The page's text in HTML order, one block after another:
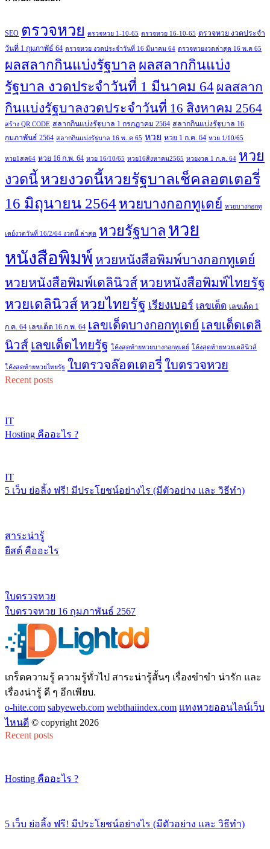
SEO ตรวจหวย ตรวจหวย 1-10-65 ตรวจหวย 16-10-65 ตรวจหวย งวดประจำ
วันที่ 1 กุมภาพัธ์ 64 ตรวจหวย งวดประจำวันที่ 16 มีนาคม 64 ตรวจหวยงวดล่าสุด 16 พ.ค 65
ผลสลากกินแบ่งรัฐบาล ผลสลากกินแบ่ง
รัฐบาล งวดประจำวันที่ 1 มีนาคม 64 ผลสลาก
กินแบ่งรัฐบาลงวดประจำวันที่ 16 สิงหาคม 2564
สร้าง QR CODE สลากกินแบ่งรัฐบาล 1 กรกฏาคม 2564 สลากกินแบ่งรัฐบาล 16
กุมภาพันธ์ 2564 สลากกินแบ่งรัฐบาล 16 พ..ค 65 หวย หวย 1 ก.ค. 64 หวย 1/10/65
หวย1สค64 หวย 16 ก.พ. 64 หวย 16/10/65 หวย16สิงหาคม2565 หวยงวด 1 ก.ค. 64 หวย
งวดนี้หวยงวดนี้หวยรัฐบาลเช็คลอตเตอรี่
16 มิถุนายน 2564 หวยบางกอกทูเดย์ หวยบางกอกทู
เดย์งวดวันที่ 16/2/64 งวดนี้ ล่าสุด หวยรัฐบาล หวย
หนังสือพิมพ์ หวยหนังสือพิมพ์บางกอกทูเดย์
หวยหนังสือพิมพ์เดลินิวส์ หวยหนังสือพิมพ์ไทยรัฐ
หวยเดลินิวส์ หวยไทยรัฐ เรียงเบอร์ เลขเด็ด เลขเด็ด 1
ก.ค. 64 เลขเด็ด 16 ก.พ. 64 เลขเด็ดบางกอกทูเดย์ เลขเด็ดเดลิ
นิวส์ เลขเด็ดไทยรัฐ โค้งสุดท้ายหวยบางกอกทูเดย์ โค้งสุดท้ายหวยเดลินิวส์
โค้งสุดท้ายหวยไทยรัฐ ใบตรวจล๊อตเตอรี่ใบตรวจหวย
Recent posts
IT
Hosting คืออะไร ?
IT
5 เว็บ ย่อลิ้ง ฟรี! มีประโยชน์อย่างไร (มีตัวอย่าง และ วิธีทำ)
สาระน่ารู้
ยีสต์ คืออะไร
ใบตรวจหวย
ใบตรวจหวย 16 กุมภาพันธ์ 2567
เกร็ดความรู้ ความรู้ทั่วไป สาระน่ารู้สั้นๆ เรื่องขำขำ น่ารัก และ
เรื่องน่ารู้ ดี ๆ อีกเพียบ.
o-hite.com sabyeweb.com webthaiindex.com แทงหวยออนไลน์เว็บ
ไหนดี © copyright 2026
Recent posts
Hosting คืออะไร ?
5 เว็บ ย่อลิ้ง ฟรี! มีประโยชน์อย่างไร (มีตัวอย่าง และ วิธีทำ)